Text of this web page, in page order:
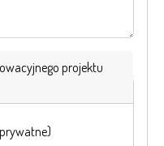
projektu